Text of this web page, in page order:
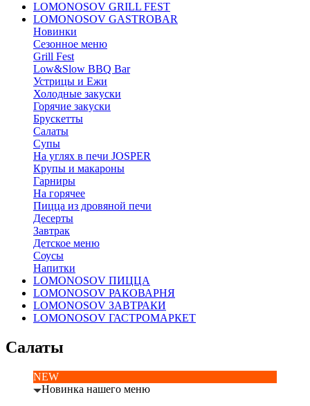
LOMONOSOV GRILL FEST
LOMONOSOV GASTROBAR
Новинки
Сезонное меню
Grill Fest
Low&Slow BBQ Bar
Устрицы и Ежи
Холодные закуски
Горячие закуски
Брускетты
Салаты
Супы
На углях в печи JOSPER
Крупы и макароны
Гарниры
На горячее
Пицца из дровяной печи
Десерты
Завтрак
Детское меню
Соусы
Напитки
LOMONOSOV ПИЦЦА
LOMONOSOV РАКОВАРНЯ
LOMONOSOV ЗАВТРАКИ
LOMONOSOV ГАСТРОМАРКЕТ
Салаты
NEW
Новинка нашего меню